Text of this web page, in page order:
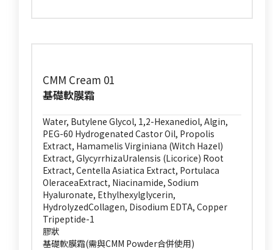
CMM Cream 01
基礎軟膜霜
Water, Butylene Glycol, 1,2-Hexanediol, Algin,
PEG-60 Hydrogenated Castor Oil, Propolis
Extract, Hamamelis Virginiana (Witch Hazel)
Extract, GlycyrrhizaUralensis (Licorice) Root
Extract, Centella Asiatica Extract, Portulaca
OleraceaExtract, Niacinamide, Sodium
Hyaluronate, Ethylhexylglycerin,
HydrolyzedCollagen, Disodium EDTA, Copper
Tripeptide-1
膠狀
基礎軟膜霜(需與CMM Powder合併使用)